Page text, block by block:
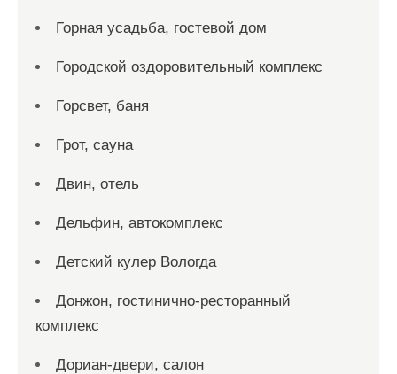
Горная усадьба, гостевой дом
Городской оздоровительный комплекс
Горсвет, баня
Грот, сауна
Двин, отель
Дельфин, автокомплекс
Детский кулер Вологда
Донжон, гостинично-ресторанный
комплекс
Дориан-двери, салон